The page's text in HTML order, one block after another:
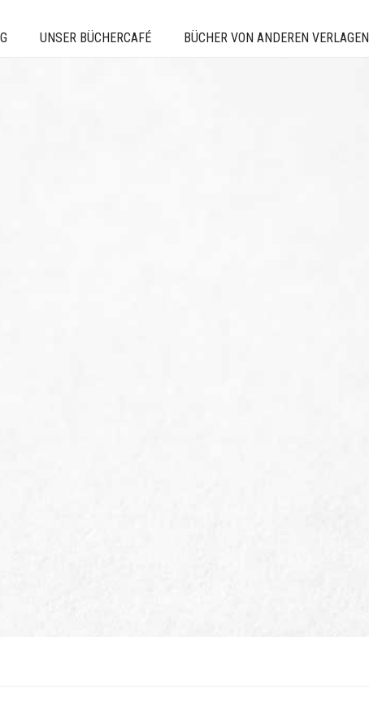
UNSER BÜCHERCAFÉ BÜCHER VON ANDEREN VERLAGEN